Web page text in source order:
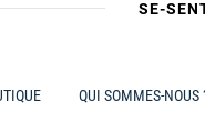
SE-
QUI SOMMES-NOUS